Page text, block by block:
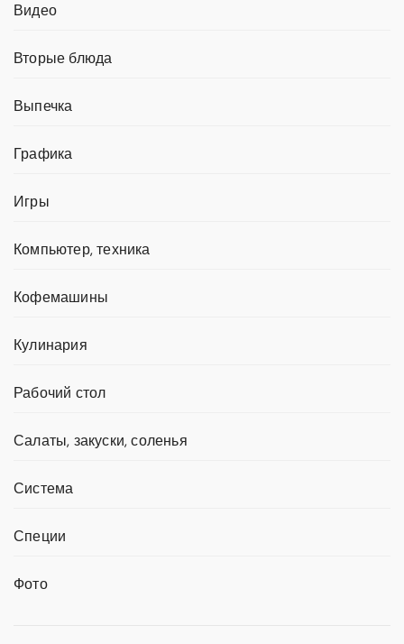
Видео
Вторые блюда
Выпечка
Графика
Игры
Компьютер, техника
Кофемашины
Кулинария
Рабочий стол
Салаты, закуски, соленья
Система
Специи
Фото